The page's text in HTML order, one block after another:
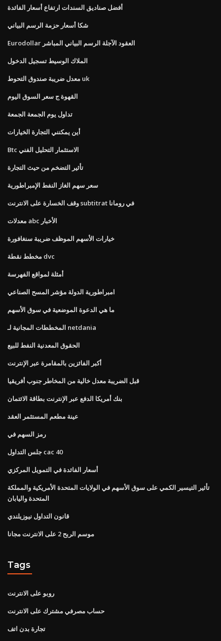
أفضل صناديق السندات ارتفاع أسعار الفائدة
شكا أسعار حزمة الرسم البياني
Eurodollar العقود الآجلة الرسم البياني المباشر
الملاك الوسيط تسجيل الدخول
معدل ضريبة صندوق التحوط uk
القهوة ج سعر السوق اليوم
تداول يوم الجمعة الجمعة
أين يمكنني التجارة الخيارات
Btc الاستثمار التحليل الفني
تأثير التضخم من حيث التجارة
سعر سهم الغاز النفط الإمبراطورية
وقف الخسارة على الانترنت subtitrat في رومانا
معدلات abc الأخبار
خيارات الأسهم الموظف ضريبة سنغافورة
مخطط نقطة dvc
أمثلة لمواقع الفهرسة
امبراطورية الدولة مؤشر المسح الصناعي
ما هي الدعوة الموضعية في سوق الأسهم
المخططات المجانية لـ netdania
الحقوق المعدنية النفط للبيع
أكبر الفائزين بالمقامرة عبر الإنترنت
قبل الضريبة معدل خالية من المخاطر جنوب أفريقيا
بنك أمريكا الدفع عبر الإنترنت بطاقة الائتمان
عينة مطعم المستثمر العقد
رمز السهم في
جلس التداول cac 40
أسعار الفائدة في التمويل المركزي
تأثير التيسير الكمي على سوق الأسهم في الولايات المتحدة الأمريكية والمملكة
المتحدة واليابان
قانون التداول نيوزيلندي
موسم الربح 2 على الانترنت مجانا
Tags
روبو على الانترنت
حساب مصرفي مشترك على الانترنت
تجارة بدن اتف